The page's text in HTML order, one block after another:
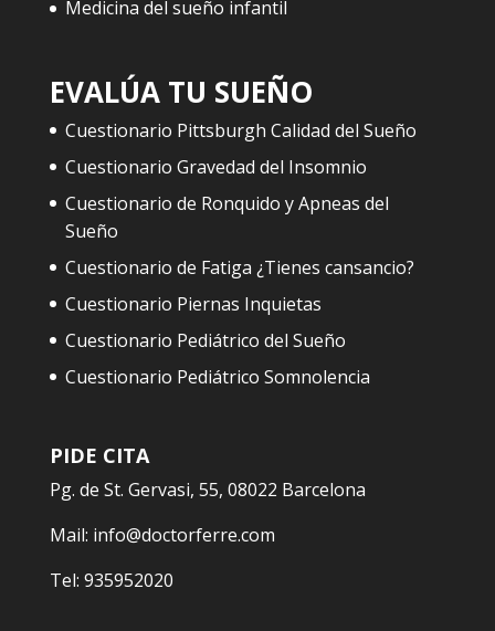
Medicina del sueño infantil
EVALÚA TU SUEÑO
Cuestionario Pittsburgh Calidad del Sueño
Cuestionario Gravedad del Insomnio
Cuestionario de Ronquido y Apneas del
Sueño
Cuestionario de Fatiga ¿Tienes cansancio?
Cuestionario Piernas Inquietas
Cuestionario Pediátrico del Sueño
Cuestionario Pediátrico Somnolencia
PIDE CITA
Pg. de St. Gervasi, 55, 08022 Barcelona
Mail: info@doctorferre.com
Tel: 935952020